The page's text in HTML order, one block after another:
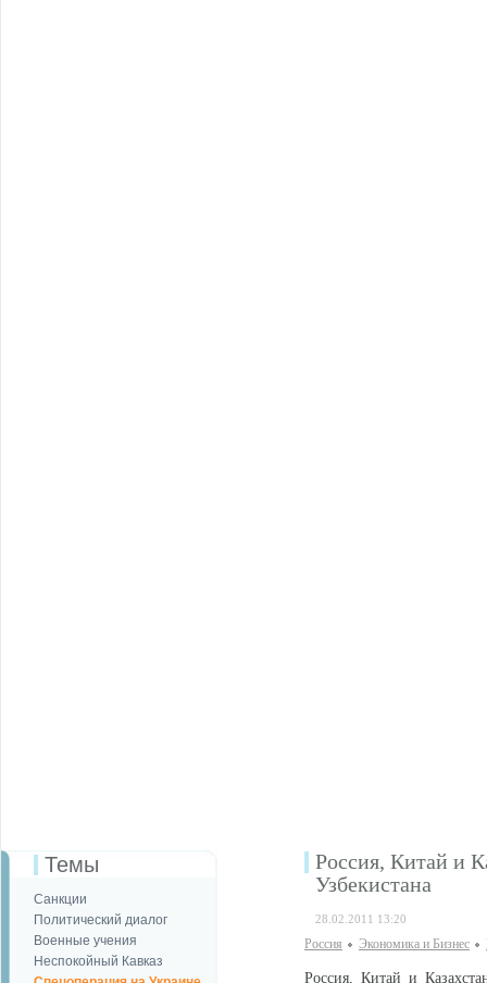
Темы
Санкции
Политический диалог
Военные учения
Неспокойный Кавказ
Россия, Китай и
Узбекистана
28.02.2011 13:20
Россия Экономика и Бизнес
Россия, Китай и